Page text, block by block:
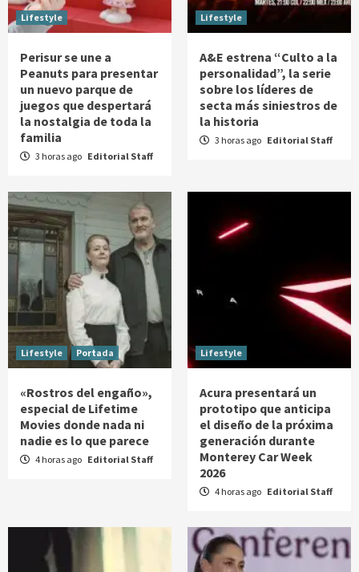
Lifestyle
Perisur se une a
Peanuts para presentar
un nuevo parque de
juegos que despertará
la nostalgia de toda la
familia
3 horas ago Editorial Staff
Lifestyle
A&E estrena “Culto a la
personalidad”, la serie
sobre los líderes de
secta más siniestros de
la historia
3 horas ago Editorial Staff
Lifestyle Portada
«Rostros del engaño»,
especial de Lifetime
Movies donde nada ni
nadie es lo que parece
4 horas ago Editorial Staff
Lifestyle
Acura presentará un
prototipo que anticipa
el diseño de la próxima
generación durante
Monterey Car Week
2026
4 horas ago Editorial Staff